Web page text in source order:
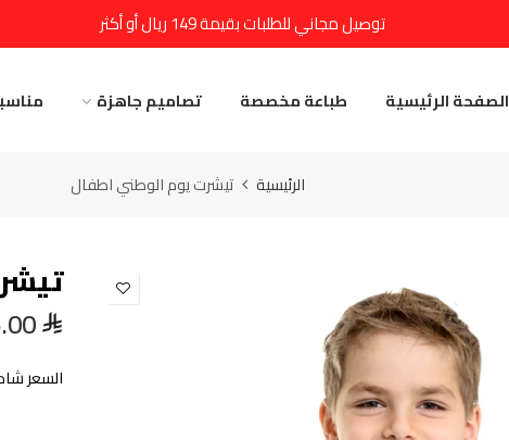
توصيل مجاني للطلبات بقيمة 149 ريال أو أكثر
الصفحة الرئيسية طباعة مخصصة تصاميم جاهزة
الرئيسية تيشرت يوم الوطني اطفال
السعر